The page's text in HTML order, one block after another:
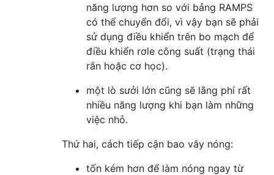
năng lượng hơn so với bảng RAMPS
có thể chuyển đổi, vì vậy bạn sẽ phải
sử dụng điều khiển trên bo mạch để
điều khiển rơle công suất (trạng thái
rắn hoặc cơ học).
một lò sưởi lớn cũng sẽ lãng phí rất
nhiều năng lượng khi bạn làm những
việc nhỏ.
Thứ hai, cách tiếp cận bao vây nóng:
tốn kém hơn để làm nóng ngay từ